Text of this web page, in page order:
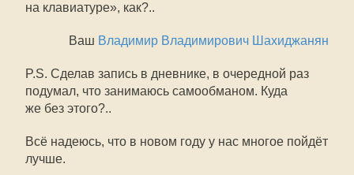
на клавиатуре», как?..
Ваш Владимир Владимирович Шахиджанян
P.S. Сделав запись в дневнике, в очередной раз
подумал, что занимаюсь самообманом. Куда
же без этого?..
Всё надеюсь, что в новом году у нас многое пойдёт
лучше.